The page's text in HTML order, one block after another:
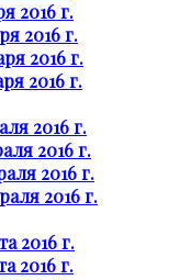
2016 г.
2016 г.
2016 г.
2016 г.
2016 г.
2016 г.
2016 г.
2016 г.
2016 г.
2016 г.